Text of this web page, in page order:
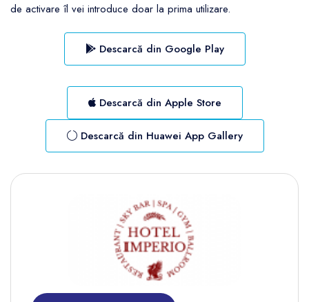
de activare îl vei introduce doar la prima utilizare.
Descarcă din Google Play
Descarcă din Apple Store
Descarcă din Huawei App Gallery